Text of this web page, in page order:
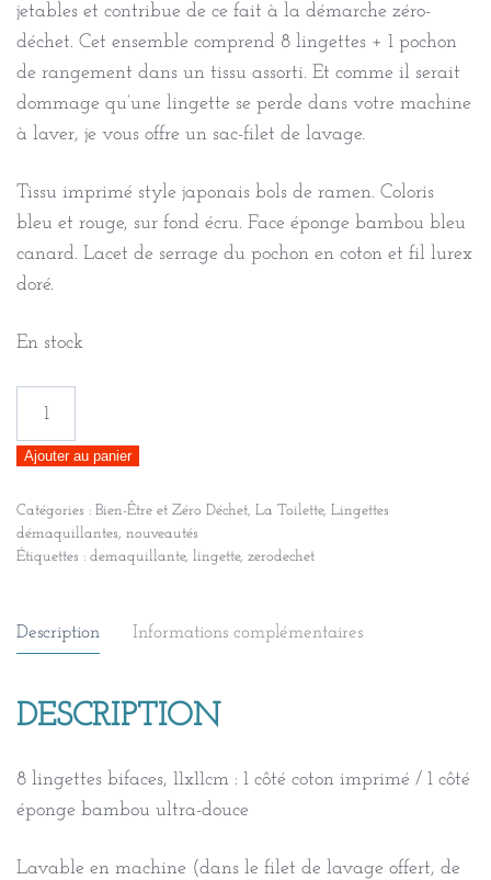
jetables et contribue de ce fait à la démarche zéro-
déchet. Cet ensemble comprend 8 lingettes + 1 pochon
de rangement dans un tissu assorti. Et comme il serait
dommage qu’une lingette se perde dans votre machine
à laver, je vous offre un sac-filet de lavage.
Tissu imprimé style japonais bols de ramen. Coloris
bleu et rouge, sur fond écru. Face éponge bambou bleu
canard. Lacet de serrage du pochon en coton et fil lurex
doré.
En stock
Pack
Lingettes
lavables
ramen
Ajouter au panier
Catégories : Bien-Être et Zéro Déchet, La Toilette, Lingettes
démaquillantes, nouveautés
Étiquettes : demaquillante, lingette, zerodechet
Description Informations complémentaires
DESCRIPTION
8 lingettes bifaces, 11x11cm : 1 côté coton imprimé / 1 côté
éponge bambou ultra-douce
Lavable en machine (dans le filet de lavage offert, de